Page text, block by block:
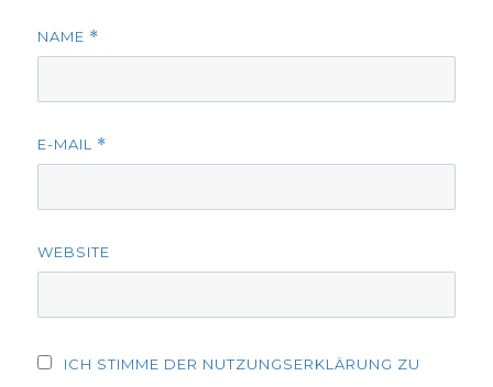
NAME *
E-MAIL *
WEBSITE
ICH STIMME DER NUTZUNGSERKLÄRUNG ZU